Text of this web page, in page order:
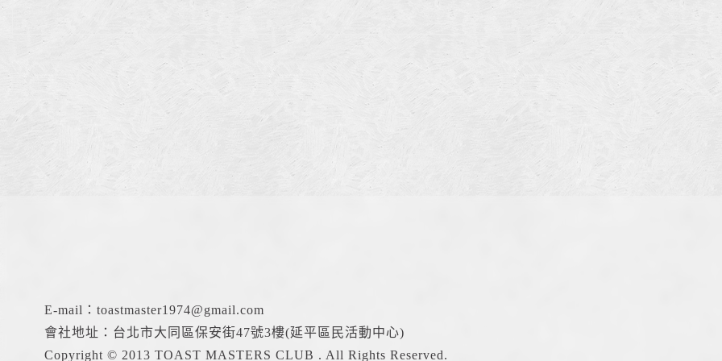
E-mail： toastmaster1974@gmail.com
會社地址：台北市大同區保安街47號3樓(延平區民活動中心)
Copyright © 2013 TOAST MASTERS CLUB . All Rights Reserved.